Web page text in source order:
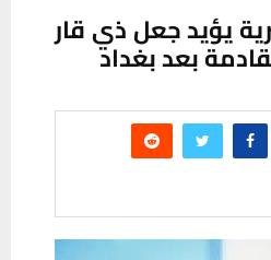
يؤيد جعل ذي قار
بعد بغداد